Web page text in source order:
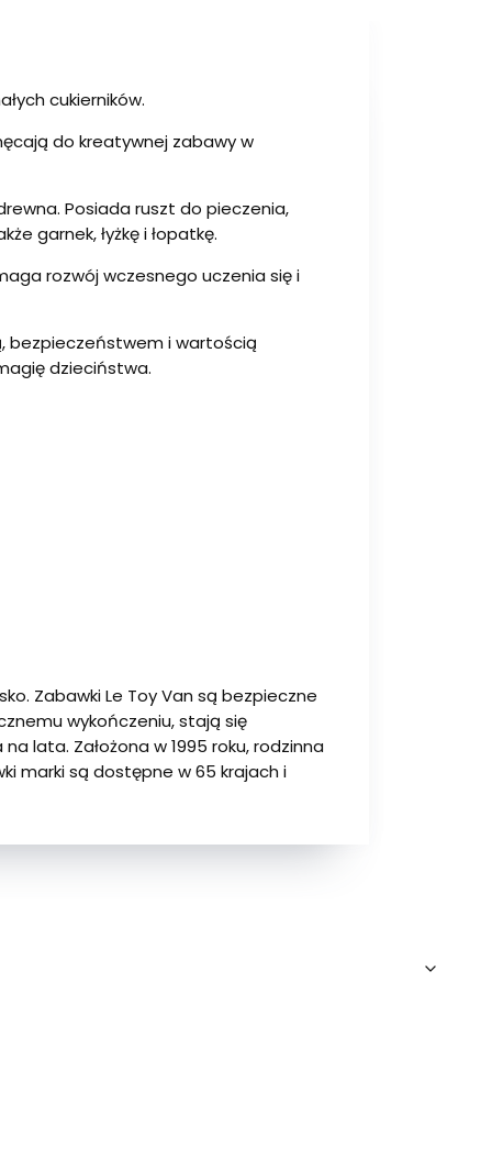
cukierników.
do kreatywnej zabawy w
Posiada ruszt do pieczenia,
garnek, łyżkę i łopatkę.
rozwój wczesnego uczenia się i
bezpieczeństwem i wartością
dzieciństwa.
Zabawki Le Toy Van są bezpieczne
wykończeniu, stają się
lata. Założona w 1995 roku, rodzinna
marki są dostępne w 65 krajach i